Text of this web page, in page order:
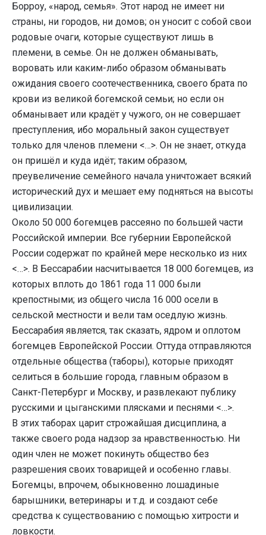
Борроу, «народ, семья». Этот народ не имеет ни
страны, ни городов, ни домов; он уносит с собой свои
родовые очаги, которые существуют лишь в
племени, в семье. Он не должен обманывать,
воровать или каким-либо образом обманывать
ожидания своего соотечественника, своего брата по
крови из великой богемской семьи; но если он
обманывает или крадёт у чужого, он не совершает
преступления, ибо моральный закон существует
только для членов племени <…>. Он не знает, откуда
он пришёл и куда идёт; таким образом,
преувеличение семейного начала уничтожает всякий
исторический дух и мешает ему подняться на высоты
цивилизации.
Около 50 000 богемцев рассеяно по большей части
Российской империи. Все губернии Европейской
России содержат по крайней мере несколько из них
<…>. В Бессарабии насчитывается 18 000 богемцев, из
которых вплоть до 1861 года 11 000 были
крепостными; из общего числа 16 000 осели в
сельской местности и вели там оседлую жизнь.
Бессарабия является, так сказать, ядром и оплотом
богемцев Европейской России. Оттуда отправляются
отдельные общества (таборы), которые приходят
селиться в большие города, главным образом в
Санкт-Петербург и Москву, и развлекают публику
русскими и цыганскими плясками и песнями <…>.
В этих таборах царит строжайшая дисциплина, а
также своего рода надзор за нравственностью. Ни
один член не может покинуть общество без
разрешения своих товарищей и особенно главы.
Богемцы, впрочем, обыкновенно лошадиные
барышники, ветеринары и т.д. и создают себе
средства к существованию с помощью хитрости и
ловкости.